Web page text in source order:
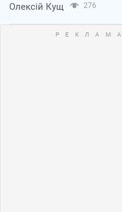
Олексій Кущ 276